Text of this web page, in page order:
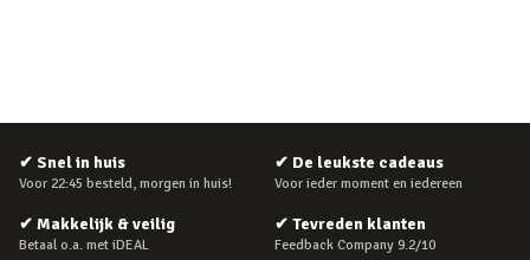
✔ Snel in huis
Voor 22:45 besteld, morgen in huis!
✔ De leukste cadeaus
Voor ieder moment en iedereen
✔ Makkelijk & veilig
Betaal o.a. met iDEAL
✔ Tevreden klanten
Feedback Company 9.2/10